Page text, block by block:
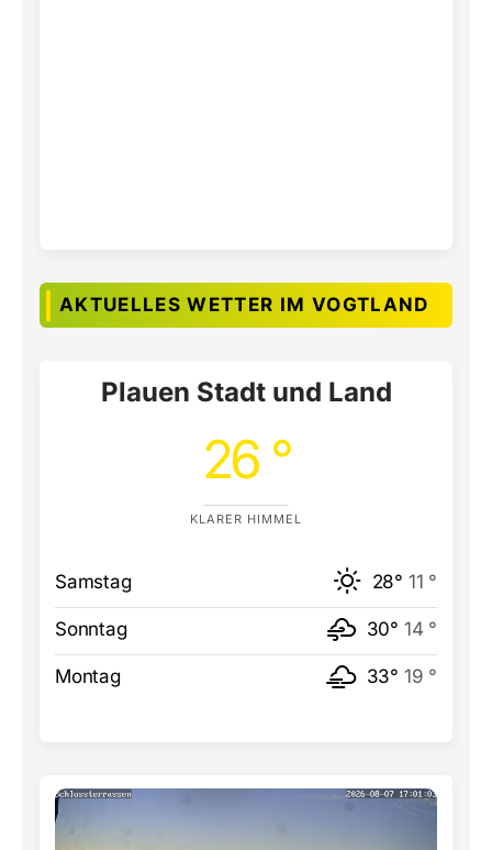
AKTUELLES WETTER IM VOGTLAND
Plauen Stadt und Land
26 °
KLARER HIMMEL
Samstag 28° 11 °
Sonntag 30° 14 °
Montag 33° 19 °